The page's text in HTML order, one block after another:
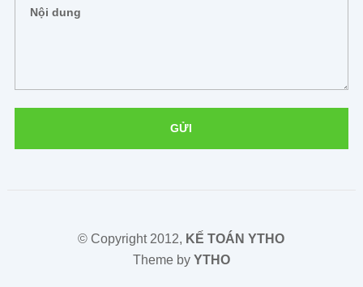
© Copyright 2012, KẾ TOÁN YTHO
Theme by YTHO